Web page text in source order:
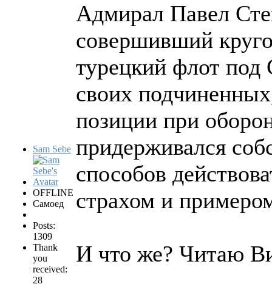
Sam Sebe
OFFLINE
Самоед
Posts:
1309
Thank
you
received:
28
Адмирал Павел
совершивший
турецкий флот
своих
позиции при
придерживался
способов
страхом и
И что же? Читаю